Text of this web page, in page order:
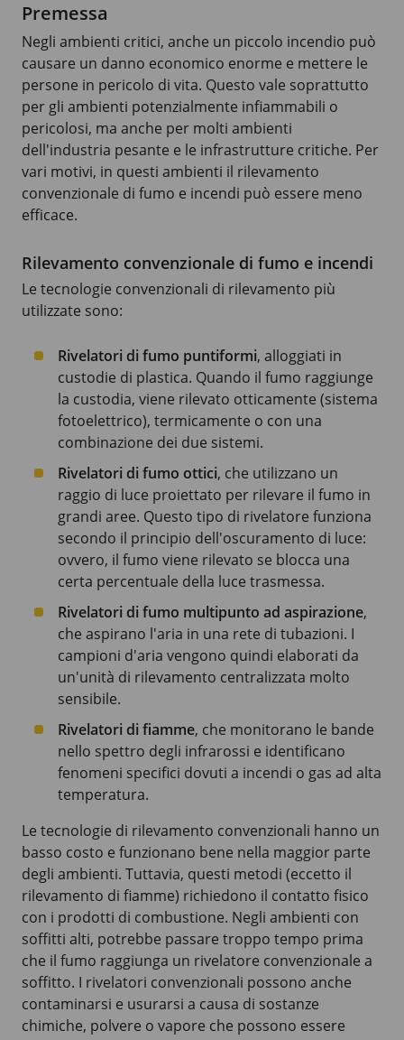
Premessa
Negli ambienti critici, anche un piccolo incendio può
causare un danno economico enorme e mettere le
persone in pericolo di vita. Questo vale soprattutto
per gli ambienti potenzialmente infiammabili o
pericolosi, ma anche per molti ambienti
dell'industria pesante e le infrastrutture critiche. Per
vari motivi, in questi ambienti il rilevamento
convenzionale di fumo e incendi può essere meno
efficace.
Rilevamento convenzionale di fumo e incendi
Le tecnologie convenzionali di rilevamento più
utilizzate sono:
Rivelatori di fumo puntiformi, alloggiati in
custodie di plastica. Quando il fumo raggiunge
la custodia, viene rilevato otticamente (sistema
fotoelettrico), termicamente o con una
combinazione dei due sistemi.
Rivelatori di fumo ottici, che utilizzano un
raggio di luce proiettato per rilevare il fumo in
grandi aree. Questo tipo di rivelatore funziona
secondo il principio dell'oscuramento di luce:
ovvero, il fumo viene rilevato se blocca una
certa percentuale della luce trasmessa.
Rivelatori di fumo multipunto ad aspirazione,
che aspirano l'aria in una rete di tubazioni. I
campioni d'aria vengono quindi elaborati da
un'unità di rilevamento centralizzata molto
sensibile.
Rivelatori di fiamme, che monitorano le bande
nello spettro degli infrarossi e identificano
fenomeni specifici dovuti a incendi o gas ad alta
temperatura.
Le tecnologie di rilevamento convenzionali hanno un
basso costo e funzionano bene nella maggior parte
degli ambienti. Tuttavia, questi metodi (eccetto il
rilevamento di fiamme) richiedono il contatto fisico
con i prodotti di combustione. Negli ambienti con
soffitti alti, potrebbe passare troppo tempo prima
che il fumo raggiunga un rivelatore convenzionale a
soffitto. I rivelatori convenzionali possono anche
contaminarsi e usurarsi a causa di sostanze
chimiche, polvere o vapore che possono essere